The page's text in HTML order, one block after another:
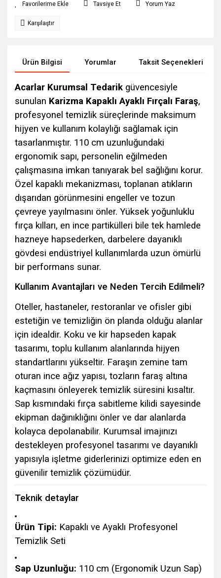
Tavsiye Et Yorum Yaz
Karşılaştır
Ürün Bilgisi Yorumlar Taksit Seçenekleri
Acarlar Kurumsal Tedarik güvencesiyle
sunulan Karizma Kapaklı Ayaklı Fırçalı Faraş,
profesyonel temizlik süreçlerinde maksimum
hijyen ve kullanım kolaylığı sağlamak için
tasarlanmıştır. 110 cm uzunluğundaki
ergonomik sapı, personelin eğilmeden
çalışmasına imkan tanıyarak bel sağlığını korur.
Özel kapaklı mekanizması, toplanan atıkların
dışarıdan görünmesini engeller ve tozun
çevreye yayılmasını önler. Yüksek yoğunluklu
fırça kılları, en ince partikülleri bile tek hamlede
hazneye hapsederken, darbelere dayanıklı
gövdesi endüstriyel kullanımlarda uzun ömürlü
bir performans sunar.
Kullanım Avantajları ve Neden Tercih Edilmeli?
Oteller, hastaneler, restoranlar ve ofisler gibi
estetiğin ve temizliğin ön planda olduğu alanlar
için idealdir. Koku ve kir hapseden kapak
tasarımı, toplu kullanım alanlarında hijyen
standartlarını yükseltir. Faraşın zemine tam
oturan ince ağız yapısı, tozların faraş altına
kaçmasını önleyerek temizlik süresini kısaltır.
Sap kısmındaki fırça sabitleme kilidi sayesinde
ekipman dağınıklığını önler ve dar alanlarda
kolayca depolanabilir. Kurumsal imajınızı
destekleyen profesyonel tasarımı ve dayanıklı
yapısıyla işletme giderlerinizi optimize eden en
güvenilir temizlik çözümüdür.
Teknik detaylar
Ürün Tipi: Kapaklı ve Ayaklı Profesyonel
Temizlik Seti
Sap Uzunluğu: 110 cm (Ergonomik Uzun Sap)